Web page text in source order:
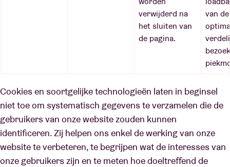
verwijderd na
het sluiten van
de pagina.
van
Cookies en soortgelijke technologieën laten in beginsel
niet toe om systematisch gegevens te verzamelen die de
gebruikers van onze website zouden kunnen
identificeren. Zij helpen ons enkel de werking van onze
website te verbeteren, te begrijpen wat de interesses van
onze gebruikers zijn en te meten hoe doeltreffend de